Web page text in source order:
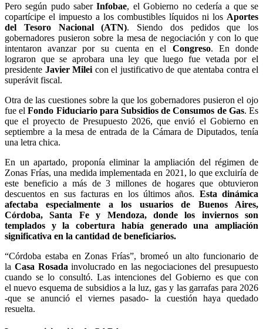
Pero según pudo saberInfobae, el Gobierno no cedería a que se
copartícipe el impuesto a los combustibles líquidos ni los Aportes
del Tesoro Nacional (ATN). Siendo dos pedidos que los
gobernadores pusieron sobre la mesa de negociación y con lo que
intentaron avanzar por su cuenta en el Congreso. En donde
lograron que se aprobara una ley que luego fue vetada por el
presidente Javier Milei con el justificativo de que atentaba contra el
superávit fiscal.
Otra de las cuestiones sobre la que los gobernadores pusieron el ojo
fue elFondo Fiduciario para Subsidios de Consumos de Gas. Es
que el proyecto de Presupuesto 2026, que envió el Gobierno en
septiembre a la mesa de entrada de la Cámara de Diputados, tenía
una letra chica.
En un apartado, proponía eliminar la ampliación del régimen de
Zonas Frías, una medida implementada en 2021, lo que excluiría de
este beneficio a más de 3 millones de hogares que obtuvieron
descuentos en sus facturas en los últimos años. Esta dinámica
afectaba especialmente a los usuarios de Buenos Aires,
Córdoba, Santa Fe y Mendoza, donde los inviernos son
templados y la cobertura había generado una ampliación
significativa en la cantidad de beneficiarios.
“Córdoba estaba en Zonas Frías”, bromeó un alto funcionario de
la Casa Rosada involucrado en las negociaciones del presupuesto
cuando se lo consultó. Las intenciones del Gobierno es que con
el nuevo esquema de subsidios a la luz, gas y las garrafas para 2026
-que se anunció el viernes pasado- la cuestión haya quedado
resuelta.